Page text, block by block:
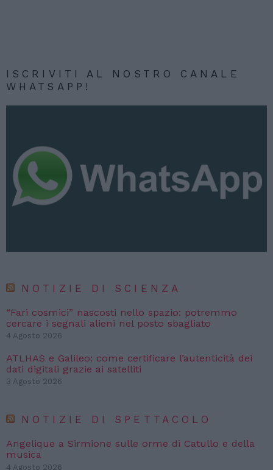
ISCRIVITI AL NOSTRO CANALE
WHATSAPP!
NOTIZIE DI SCIENZA
“Fari cosmici” nascosti nello spazio: potremmo
cercare i segnali alieni nel posto sbagliato
4 Agosto 2026
ATLHAS e Galileo: come certificare l’autenticità dei
dati digitali grazie ai satelliti
3 Agosto 2026
NOTIZIE DI SPETTACOLO
Angelique a Sirmione sulle orme di Catullo e della
musica
4 Agosto 2026